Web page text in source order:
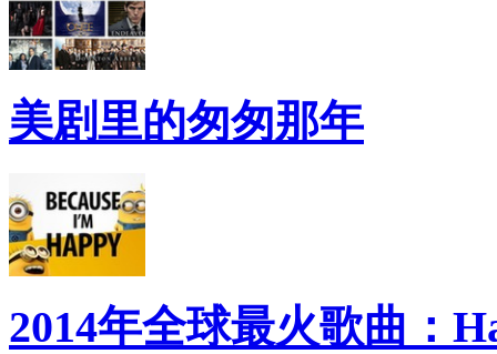
美剧里的匆匆那年
2014年全球最火歌曲：